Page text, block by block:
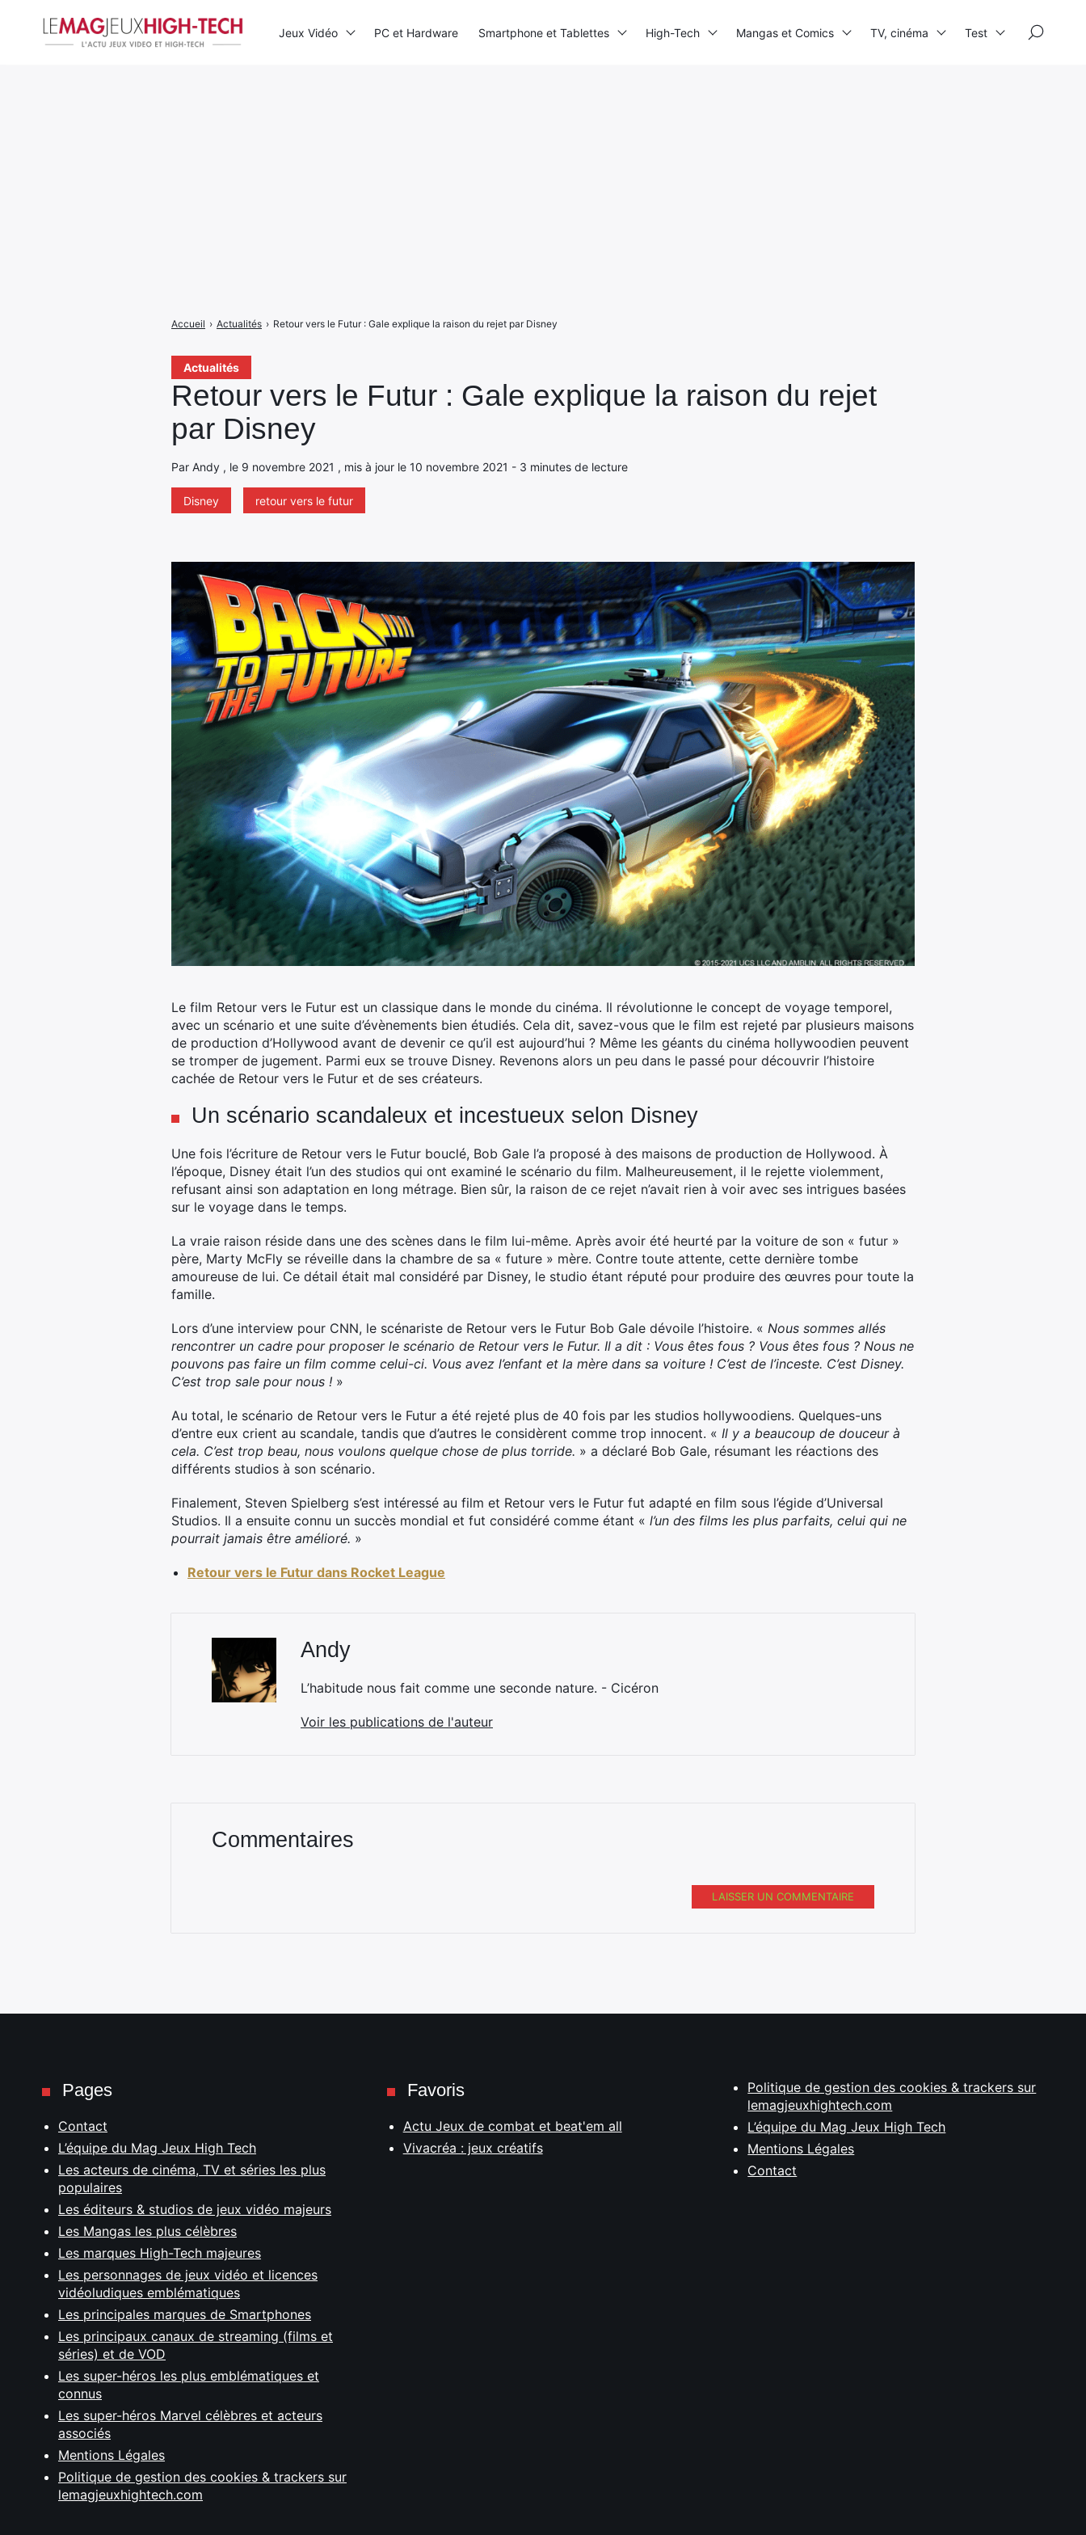
Actualités
Retour vers le Futur : Gale explique la raison du rejet
par Disney
Par Andy , le 9 novembre 2021 , mis à jour le 10 novembre 2021 - 3 minutes de lecture
Disney retour vers le futur
Accueil › Actualités › Retour vers le Futur : Gale explique la raison du rejet par Disney
Le film Retour vers le Futur est un classique dans le monde du cinéma. Il révolutionne le concept de voyage temporel,
avec un scénario et une suite d’évènements bien étudiés. Cela dit, savez-vous que le film est rejeté par plusieurs maisons
de production d’Hollywood avant de devenir ce qu’il est aujourd’hui ? Même les géants du cinéma hollywoodien peuvent
se tromper de jugement. Parmi eux se trouve Disney. Revenons alors un peu dans le passé pour découvrir l’histoire
cachée de Retour vers le Futur et de ses créateurs.
Un scénario scandaleux et incestueux selon Disney
Une fois l’écriture de Retour vers le Futur bouclé, Bob Gale l’a proposé à des maisons de production de Hollywood. À
l’époque, Disney était l’un des studios qui ont examiné le scénario du film. Malheureusement, il le rejette violemment,
refusant ainsi son adaptation en long métrage. Bien sûr, la raison de ce rejet n’avait rien à voir avec ses intrigues basées
sur le voyage dans le temps.
La vraie raison réside dans une des scènes dans le film lui-même. Après avoir été heurté par la voiture de son « futur »
père, Marty McFly se réveille dans la chambre de sa « future » mère. Contre toute attente, cette dernière tombe
amoureuse de lui. Ce détail était mal considéré par Disney, le studio étant réputé pour produire des œuvres pour toute la
famille.
Lors d’une interview pour CNN, le scénariste de Retour vers le Futur Bob Gale dévoile l’histoire. « Nous sommes allés
rencontrer un cadre pour proposer le scénario de Retour vers le Futur. Il a dit : Vous êtes fous ? Vous êtes fous ? Nous ne
pouvons pas faire un film comme celui-ci. Vous avez l’enfant et la mère dans sa voiture ! C’est de l’inceste. C’est Disney.
C’est trop sale pour nous ! »
Au total, le scénario de Retour vers le Futur a été rejeté plus de 40 fois par les studios hollywoodiens. Quelques-uns
d’entre eux crient au scandale, tandis que d’autres le considèrent comme trop innocent. « Il y a beaucoup de douceur à
cela. C’est trop beau, nous voulons quelque chose de plus torride. » a déclaré Bob Gale, résumant les réactions des
différents studios à son scénario.
Finalement, Steven Spielberg s’est intéressé au film et Retour vers le Futur fut adapté en film sous l’égide d’Universal
Studios. Il a ensuite connu un succès mondial et fut considéré comme étant « l’un des films les plus parfaits, celui qui ne
pourrait jamais être amélioré. »
Retour vers le Futur dans Rocket League
Andy
L’habitude nous fait comme une seconde nature. - Cicéron
Voir les publications de l'auteur
Commentaires
LAISSER UN COMMENTAIRE
Jeux Vidéo PC et Hardware Smartphone et Tablettes High-Tech Mangas et Comics TV, cinéma Test
Pages
Contact
L’équipe du Mag Jeux High Tech
Les acteurs de cinéma, TV et séries les plus
populaires
Les éditeurs & studios de jeux vidéo majeurs
Les Mangas les plus célèbres
Les marques High-Tech majeures
Les personnages de jeux vidéo et licences
vidéoludiques emblématiques
Les principales marques de Smartphones
Les principaux canaux de streaming (films et
séries) et de VOD
Les super-héros les plus emblématiques et
connus
Les super-héros Marvel célèbres et acteurs
associés
Mentions Légales
Politique de gestion des cookies & trackers sur
lemagjeuxhightech.com
Favoris
Actu Jeux de combat et beat'em all
Vivacréa : jeux créatifs
Politique de gestion des cookies & trackers sur
lemagjeuxhightech.com
L’équipe du Mag Jeux High Tech
Mentions Légales
Contact